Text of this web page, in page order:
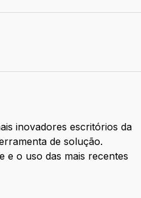
inovadores escritórios da
de solução.
e o uso das mais recentes